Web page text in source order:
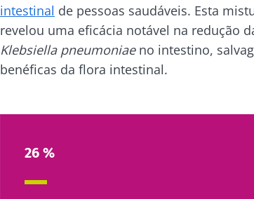
intestinal de pessoas saudáveis. Esta
revelou uma eficácia notável na redução
Klebsiella pneumoniaeno intestino,
benéficas da flora intestinal.
26 %
Junte-se à comunidade da
para se manter atualizado
Gostaria de me inscrever